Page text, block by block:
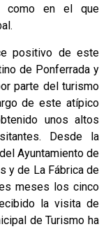
como en el que
positivo de este
de Ponferrada y
parte del turismo
de este atípico
unos altos
Desde la
Ayuntamiento de
y de La Fábrica de
meses los cinco
la visita de
de Turismo ha